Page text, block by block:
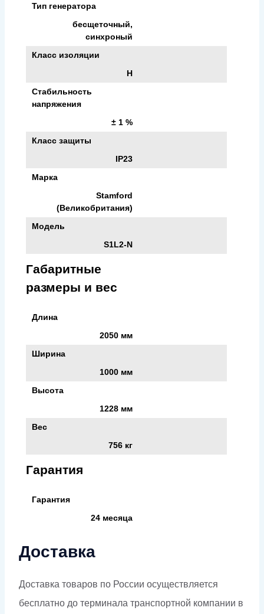
Тип генератора
бесщеточный,
синхроный
Класс изоляции
H
Стабильность
напряжения
± 1 %
Класс защиты
IP23
Марка
Stamford
(Великобритания)
Модель
S1L2-N
Габаритные
размеры и вес
Длина
2050 мм
Ширина
1000 мм
Высота
1228 мм
Вес
756 кг
Гарантия
Гарантия
24 месяца
Доставка
Доставка товаров по России осуществляется
бесплатно до терминала транспортной компании в